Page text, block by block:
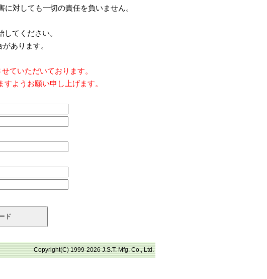
対しても一切の責任を負いません。
てください。
あります。
ていただいております。
ようお願い申し上げます。
Copyright(C) 1999-2026 J.S.T. Mfg. Co., Ltd.